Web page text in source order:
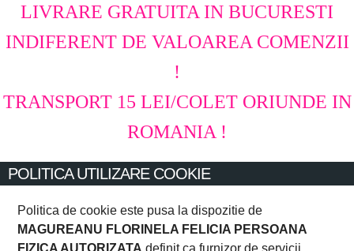
LIVRARE GRATUITA IN BUCURESTI
INDIFERENT DE VALOAREA COMENZII
!
TRANSPORT 15 LEI/COLET ORIUNDE IN
ROMANIA !
POLITICA UTILIZARE COOKIE
Politica de cookie este pusa la dispozitie de
MAGUREANU FLORINELA FELICIA PERSOANA
FIZICA AUTORIZATA definit ca furnizor de servicii